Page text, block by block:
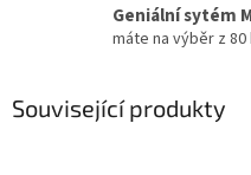
Geniální sytém
máte na výběr z
Související produkty